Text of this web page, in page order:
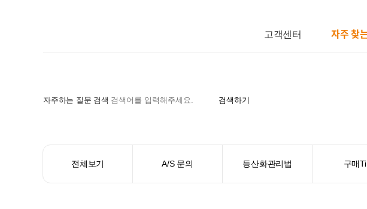
고객센터 자주 찾
자주하는 질문 검색 검색하기
전체보기 A/S 문의 등산화관리법 구매